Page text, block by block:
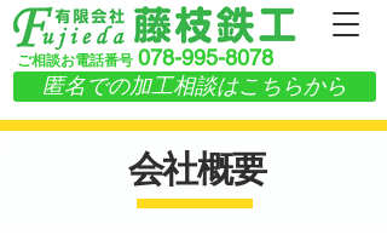
ご相談お電話番号 078-995-8078
匿名での加工相談はこちらから
​会社概要